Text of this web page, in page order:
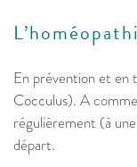
En prévention et en
Cocculus). A
régulièrement (à
départ.